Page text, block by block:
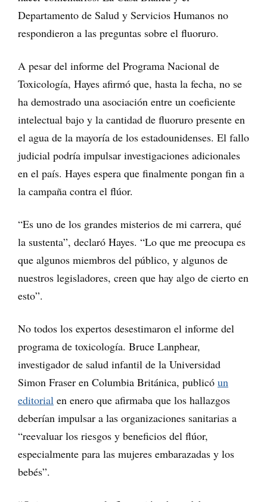
Departamento de Salud y Servicios Humanos no
respondieron a las preguntas sobre el fluoruro.
A pesar del informe del Programa Nacional de
Toxicología, Hayes afirmó que, hasta la fecha, no se
ha demostrado una asociación entre un coeficiente
intelectual bajo y la cantidad de fluoruro presente en
el agua de la mayoría de los estadounidenses. El fallo
judicial podría impulsar investigaciones adicionales
en el país. Hayes espera que finalmente pongan fin a
la campaña contra el flúor.
“Es uno de los grandes misterios de mi carrera, qué
la sustenta”, declaró Hayes. “Lo que me preocupa es
que algunos miembros del público, y algunos de
nuestros legisladores, creen que hay algo de cierto en
esto”.
No todos los expertos desestimaron el informe del
programa de toxicología. Bruce Lanphear,
investigador de salud infantil de la Universidad
Simon Fraser en Columbia Británica, publicó un
editorial en enero que afirmaba que los hallazgos
deberían impulsar a las organizaciones sanitarias a
“reevaluar los riesgos y beneficios del flúor,
especialmente para las mujeres embarazadas y los
bebés”.